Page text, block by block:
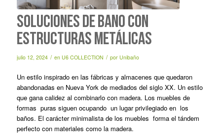
SOLUCIONES DE BAÑO CON
ESTRUCTURAS METÁLICAS
julio 12, 2024 / en U6 COLLECTION / por Unibaño
Un estilo inspirado en las fábricas y almacenes que quedaron
abandonadas en Nueva York de mediados del siglo XX. Un estilo
que gana calidez al combinarlo con madera. Los muebles de
formas puras siguen ocupando un lugar privilegiado en los
baños. El carácter minimalista de los muebles forma el tándem
perfecto con materiales como la madera.